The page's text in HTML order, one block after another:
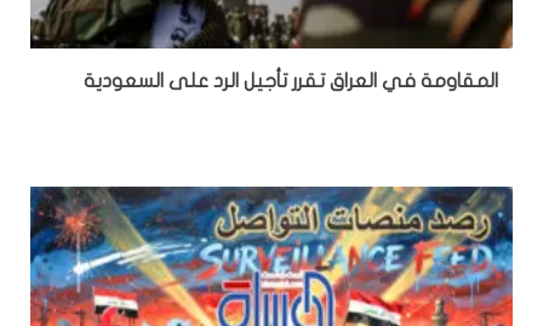
المقاومة في العراق تقرر تأجيل الرد على السعودية